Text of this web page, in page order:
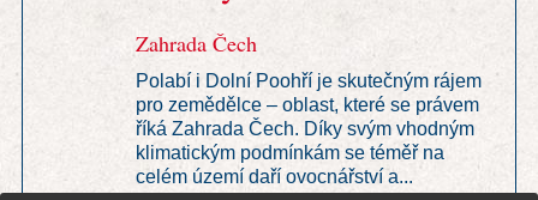
Zahrada Čech
Polabí i Dolní Poohří je skutečným rájem
pro zemědělce – oblast, které se právem
říká Zahrada Čech. Díky svým vhodným
klimatickým podmínkám se téměř na
celém území daří ovocnářství a...